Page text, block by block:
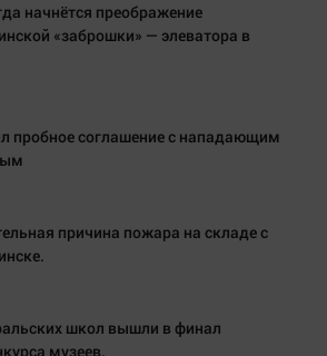
начнётся преображение
«заброшки» — элеватора в
пробное соглашение с нападающим
причина пожара на складе с
школ вышли в финал
музеев.